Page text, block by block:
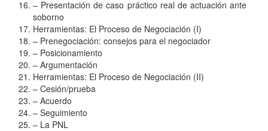
– Presentación de caso práctico real de actuación ante
soborno
Herramientas: El Proceso de Negociación (I)
– Prenegociación: consejos para el negociador
– Posicionamiento
– Argumentación
Herramientas: El Proceso de Negociación (II)
– Cesión/prueba
– Acuerdo
– Seguimiento
– La PNL